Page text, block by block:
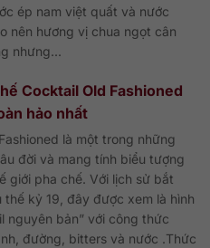
ép nam việt quất và nước
nên hương vị chua ngọt cân
nhưng...
Cocktail Old Fashioned
hảo nhất
là một trong những
đời và mang tính biểu tượng
giới pha chế. Với lịch sử bắt
thế kỷ 19, đây được xem là hình
nguyên bản” với công thức
đường, bitters và nước .Thức